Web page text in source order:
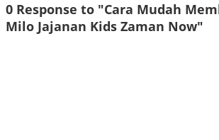
0 Response to "Cara Mudah
Milo Jajanan Kids Zaman Now"